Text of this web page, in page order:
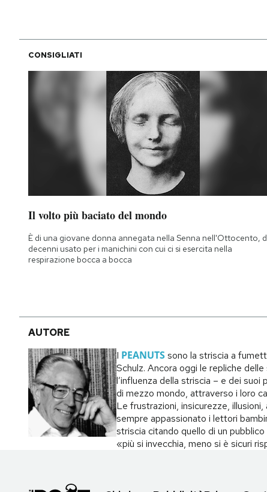
I MIEI PREFERITI
CALENDARIO
AREA PERSONALE
Newsletter
Notifiche mobile
Regala il Post
Hai bisogno di aiuto?
CONSIGLIATI
Il volto più baciato del mondo
È di una giovane donna annegata nella Senna nell'Ottocento,
decenni usato per i manichini con cui ci si esercita nella
respirazione bocca a bocca
AUTORE
I PEANUTSsono la striscia a
Schulz. Ancora oggi le repliche
l’influenza della striscia – e dei
di mezzo mondo, attraverso i loro
Le frustrazioni, insicurezze,
sempre appassionato i lettori
striscia citando quello di un
«più si invecchia, meno si è sicuri